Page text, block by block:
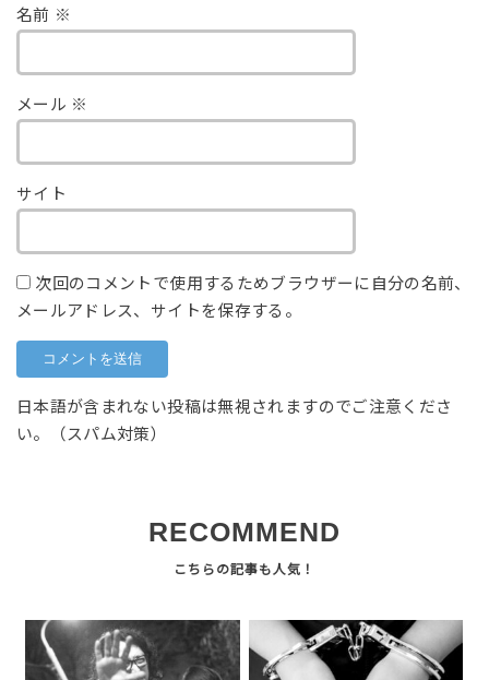
名前 ※
メール ※
サイト
次回のコメントで使用するためブラウザーに自分の名前、
メールアドレス、サイトを保存する。
日本語が含まれない投稿は無視されますのでご注意くださ
い。（スパム対策）
RECOMMEND